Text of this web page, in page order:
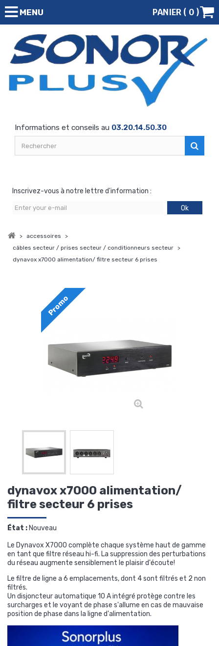
MENU PANIER ( 0 )
Informations et conseils au 03.20.14.50.30
Inscrivez-vous à notre lettre d'information :
Ok
> accessoires
>
câbles secteur / prises secteur / conditionneurs secteur >
dynavox x7000 alimentation/ filtre secteur 6 prises
Promo
dynavox x7000 alimentation/
filtre secteur 6 prises
État :Nouveau
Le Dynavox X7000 complète chaque système haut de gamme
en tant que filtre réseau hi-fi. La suppression des perturbations
du réseau augmente sensiblement le plaisir d'écoute!
Le filtre de ligne a 6 emplacements, dont 4 sont filtrés et 2 non
filtrés.
Un disjoncteur automatique 10 A intégré protège contre les
surcharges et le voyant de phase s'allume en cas de mauvaise
position de phase dans la ligne d'alimentation.